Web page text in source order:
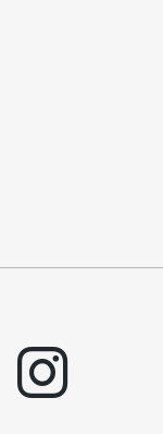
instagram